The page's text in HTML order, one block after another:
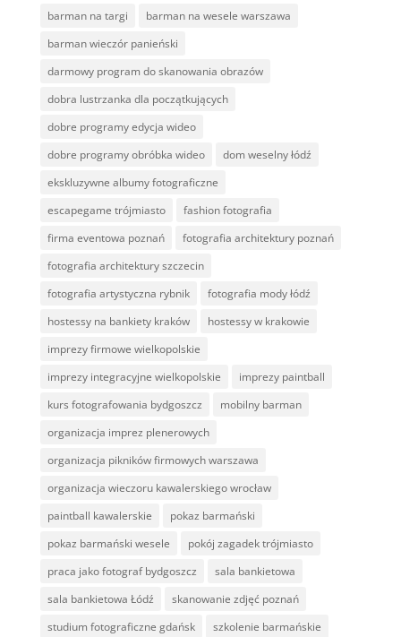
barman na targi
barman na wesele warszawa
barman wieczór panieński
darmowy program do skanowania obrazów
dobra lustrzanka dla początkujących
dobre programy edycja wideo
dobre programy obróbka wideo
dom weselny łódź
ekskluzywne albumy fotograficzne
escapegame trójmiasto
fashion fotografia
firma eventowa poznań
fotografia architektury poznań
fotografia architektury szczecin
fotografia artystyczna rybnik
fotografia mody łódź
hostessy na bankiety kraków
hostessy w krakowie
imprezy firmowe wielkopolskie
imprezy integracyjne wielkopolskie
imprezy paintball
kurs fotografowania bydgoszcz
mobilny barman
organizacja imprez plenerowych
organizacja pikników firmowych warszawa
organizacja wieczoru kawalerskiego wrocław
paintball kawalerskie
pokaz barmański
pokaz barmański wesele
pokój zagadek trójmiasto
praca jako fotograf bydgoszcz
sala bankietowa
sala bankietowa Łódź
skanowanie zdjęć poznań
studium fotograficzne gdańsk
szkolenie barmańskie